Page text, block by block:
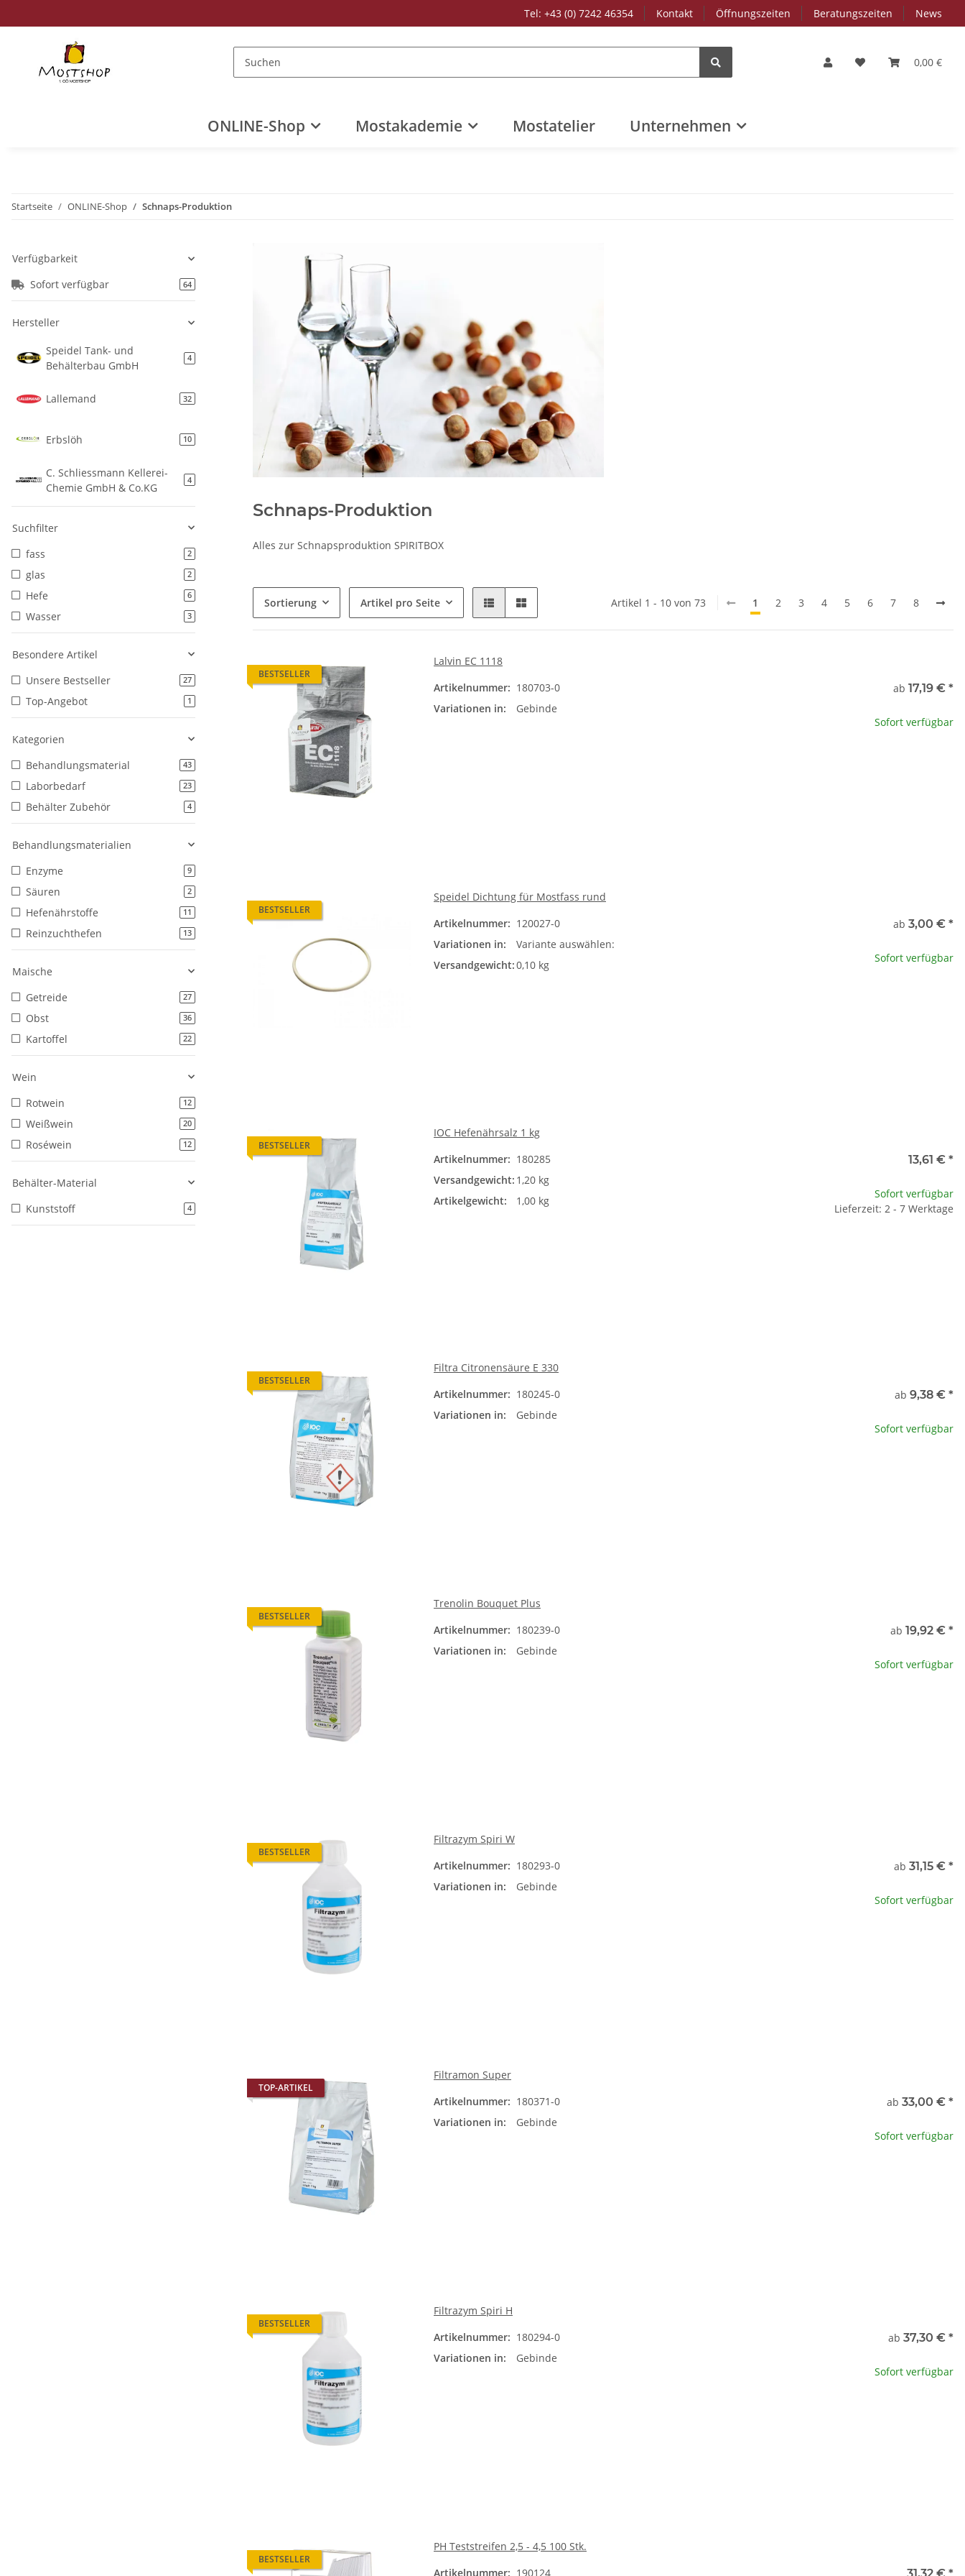
Tel: +43 (0) 7242 46354 Kontakt Öffnungszeiten Beratungszeiten News
0,00 €
ONLINE-Shop Mostakademie Mostatelier Unternehmen
Startseite ONLINE-Shop Schnaps-Produktion
Schnaps-Produktion
Alles zur Schnapsproduktion SPIRITBOX
Sortierung Artikel pro Seite Artikel 1 - 10 von 73 1 2 3 4 5 6 7 8
BESTSELLER
Lalvin EC 1118
Artikelnummer: 180703-0
Variationen in:
Gebinde
ab 17,19 € *
Sofort verfügbar
BESTSELLER
Speidel Dichtung für Mostfass rund
Artikelnummer: 120027-0
Variationen in:
Variante auswählen:
Versandgewicht:0,10 kg
ab 3,00 € *
Sofort verfügbar
BESTSELLER
IOC Hefenährsalz 1 kg
Artikelnummer: 180285
Versandgewicht: 1,20 kg
Artikelgewicht:
1,00 kg
13,61 € *
Sofort verfügbar
Lieferzeit: 2 - 7 Werktage
BESTSELLER
Filtra Citronensäure E 330
Artikelnummer: 180245-0
Variationen in:
Gebinde
ab 9,38 € *
Sofort verfügbar
BESTSELLER
Trenolin Bouquet Plus
Artikelnummer: 180239-0
Variationen in:
Gebinde
ab 19,92 € *
Sofort verfügbar
BESTSELLER
Filtrazym Spiri W
Artikelnummer: 180293-0
Variationen in:
Gebinde
ab 31,15 € *
Sofort verfügbar
TOP-ARTIKEL
Filtramon Super
Artikelnummer: 180371-0
Variationen in:
Gebinde
ab 33,00 € *
Sofort verfügbar
BESTSELLER
Filtrazym Spiri H
Artikelnummer: 180294-0
Variationen in:
Gebinde
ab 37,30 € *
Sofort verfügbar
BESTSELLER
PH Teststreifen 2,5 - 4,5 100 Stk.
Artikelnummer: 190124 31,32 € *
Verfügbarkeit
Sofort verfügbar
64
Hersteller
Speidel Tank- und
Behälterbau GmbH
4
Lallemand 32
Erbslöh 10
C. Schliessmann Kellerei-
Chemie GmbH & Co.KG
4
Suchfilter
fass
2
glas 2
Hefe 6
Wasser 3
Besondere Artikel
Unsere Bestseller
27
Top-Angebot 1
Kategorien
Behandlungsmaterial
43
Laborbedarf 23
Behälter Zubehör 4
Behandlungsmaterialien
Enzyme
9
Säuren 2
Hefenährstoffe 11
Reinzuchthefen 13
Maische
Getreide
27
Obst 36
Kartoffel 22
Wein
Rotwein
12
Weißwein 20
Roséwein 12
Behälter-Material
Kunststoff
4